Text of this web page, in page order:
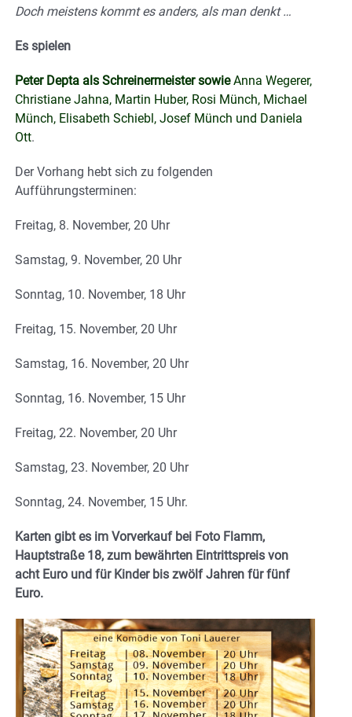
Doch meistens kommt es anders, als man denkt …
Es spielen
Peter Depta als Schreinermeister sowieAnna Wegerer,
Christiane Jahna, Martin Huber, Rosi Münch, Michael
Münch, Elisabeth Schiebl, Josef Münch und Daniela
Ott.
Der Vorhang hebt sich zu folgenden
Aufführungsterminen:
Freitag, 8. November, 20 Uhr
Samstag, 9. November, 20 Uhr
Sonntag, 10. November, 18 Uhr
Freitag, 15. November, 20 Uhr
Samstag, 16. November, 20 Uhr
Sonntag, 16. November, 15 Uhr
Freitag, 22. November, 20 Uhr
Samstag, 23. November, 20 Uhr
Sonntag, 24. November, 15 Uhr.
Karten gibt es im Vorverkauf bei Foto Flamm,
Hauptstraße 18, zum bewährten Eintrittspreis von
acht Euro und für Kinder bis zwölf Jahren für fünf
Euro.